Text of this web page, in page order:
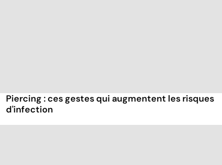
Piercing : ces gestes qui augmentent les risques
d'infection